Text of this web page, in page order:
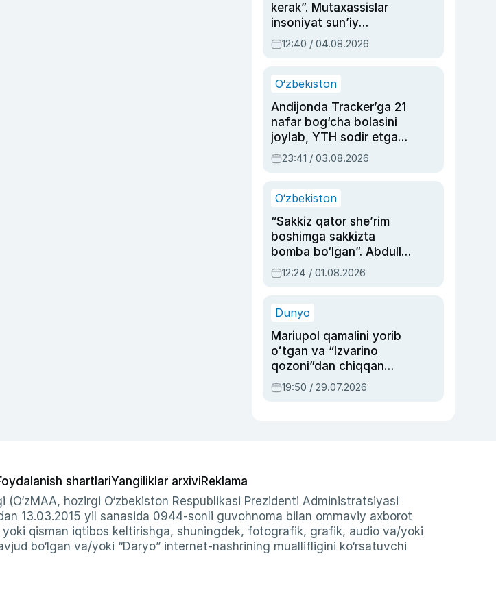
kerak”. Mutaxassislar
insoniyat sun’iy
intellektni boshqara
olmay qolishidan xavotir
12:40 / 04.08.2026
O‘zbekiston
Andijonda Tracker’ga 21
nafar bog‘cha bolasini
joylab, YTH sodir etgan
ayolga sud hukmi o‘qildi
23:41 / 03.08.2026
O‘zbekiston
“Sakkiz qator she’rim
boshimga sakkizta
bomba bo‘lgan”. Abdulla
Oripovni siyosiy
ayblovlardan asrab
12:24 / 01.08.2026
Dunyo
Mariupol qamalini yorib
oʻtgan va “Izvarino
qozoni”dan chiqqan
qahramon — Ukraina
armiyasi bosh
19:50 / 29.07.2026
shartlariYangiliklar arxiviReklama
hozirgi O‘zbekiston Respublikasi Prezidenti Administratsiyasi
13.03.2015 yil sanasida 0944-sonli guvohnoma bilan ommaviy axborot
qisman iqtibos keltirishga, shuningdek, fotografik, grafik, audio va/yoki
bo‘lgan va/yoki “Daryo” internet-nashrining muallifligini ko‘rsatuvchi